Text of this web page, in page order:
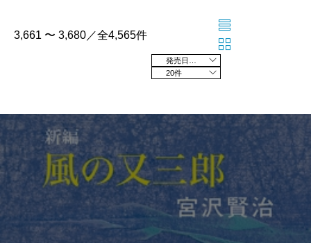
3,661 〜 3,680／全4,565件
20件